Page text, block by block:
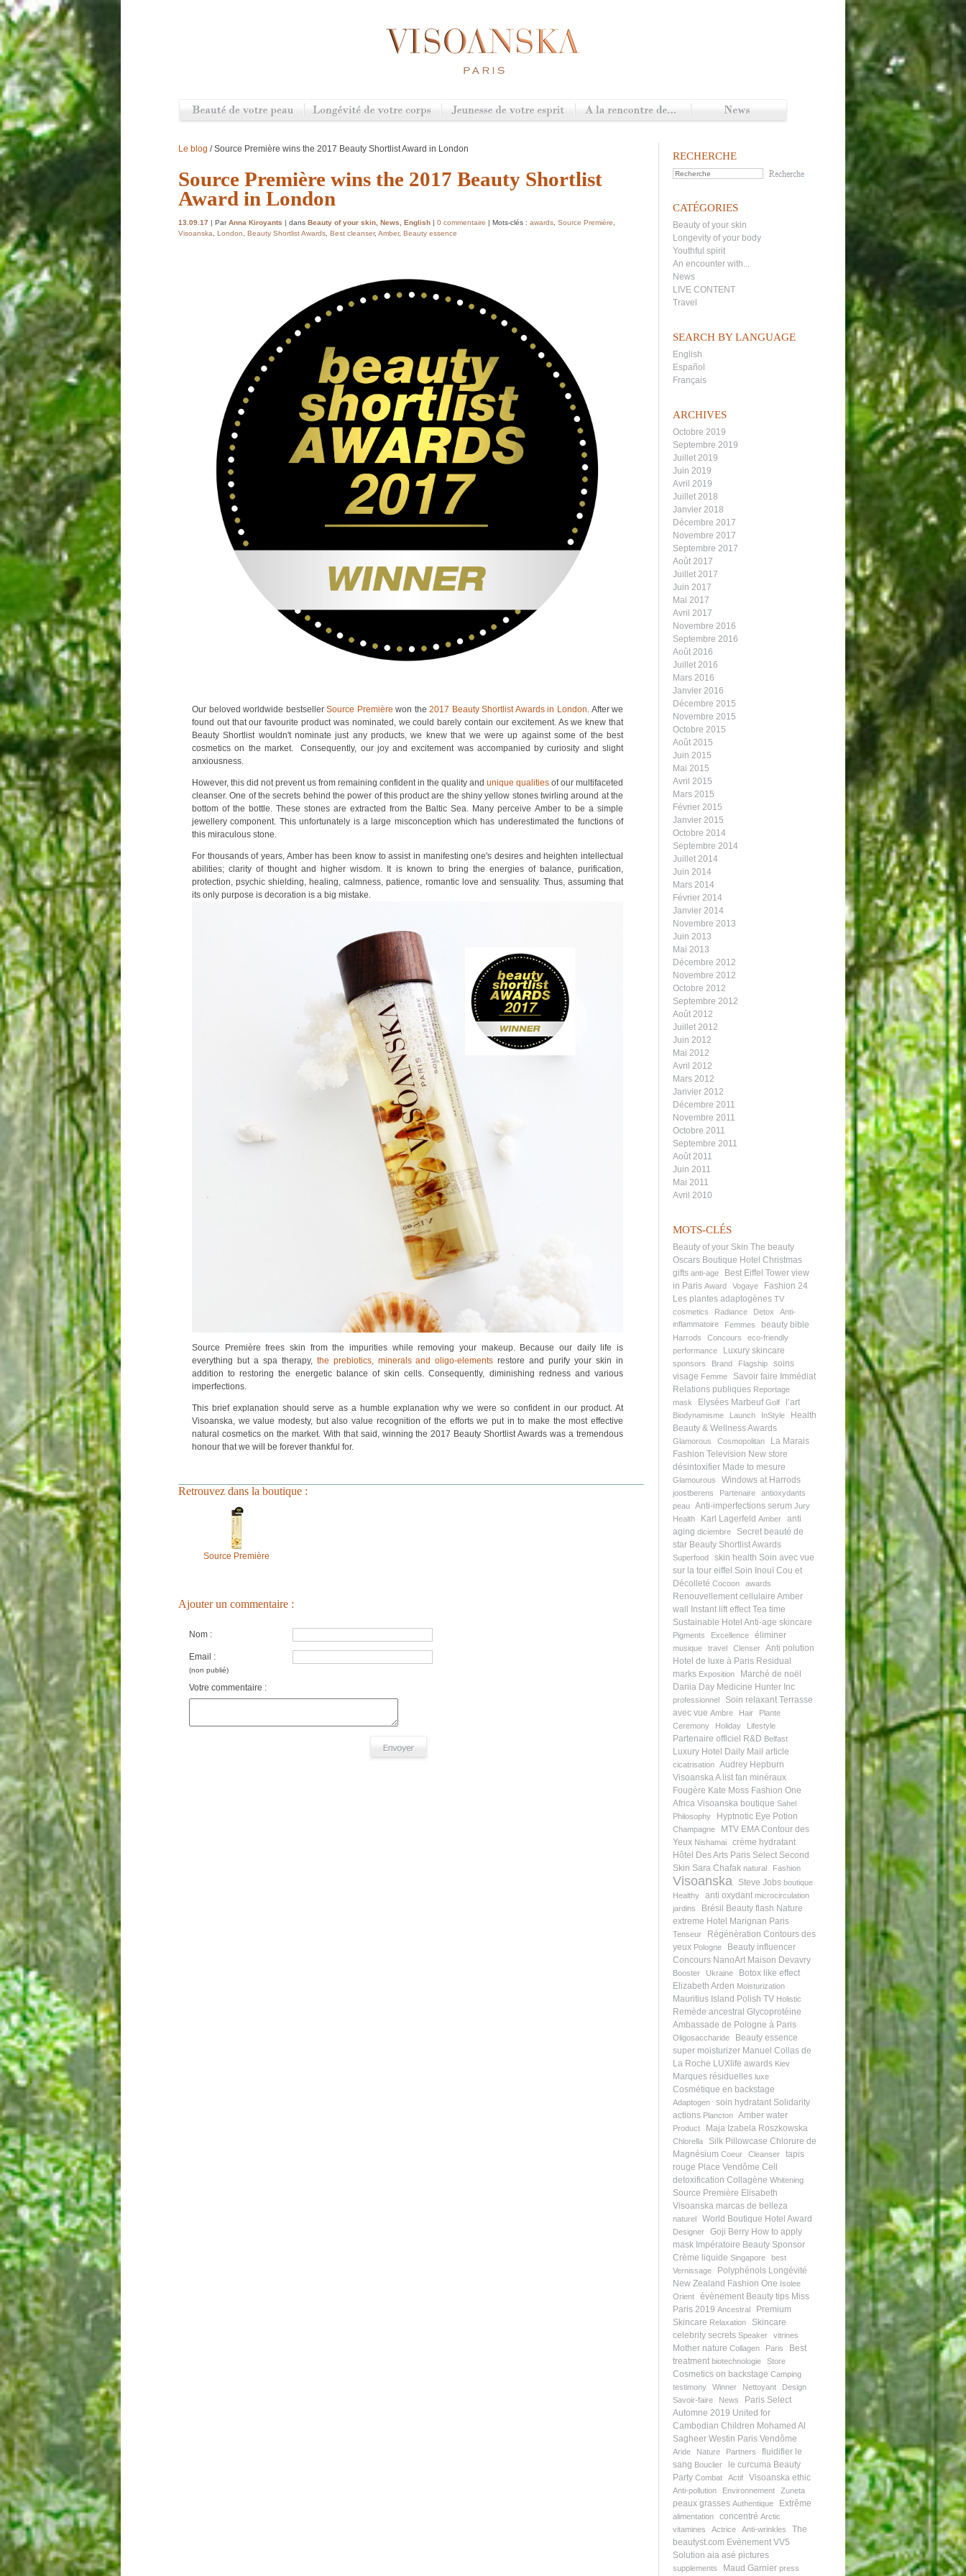
RECHERCHE
CATÉGORIES
Beauty of your skin
Longevity of your body
Youthful spirit
An encounter with...
News
LIVE CONTENT
Travel
SEARCH BY LANGUAGE
English
Español
Français
ARCHIVES
Octobre 2019
Septembre 2019
Juillet 2019
Juin 2019
Avril 2019
Juillet 2018
Janvier 2018
Décembre 2017
Novembre 2017
Septembre 2017
Août 2017
Juillet 2017
Juin 2017
Mai 2017
Avril 2017
Novembre 2016
Septembre 2016
Août 2016
Juillet 2016
Mars 2016
Janvier 2016
Décembre 2015
Novembre 2015
Octobre 2015
Août 2015
Juin 2015
Mai 2015
Avril 2015
Mars 2015
Février 2015
Janvier 2015
Octobre 2014
Septembre 2014
Juillet 2014
Juin 2014
Mars 2014
Février 2014
Janvier 2014
Novembre 2013
Juin 2013
Mai 2013
Décembre 2012
Novembre 2012
Octobre 2012
Septembre 2012
Août 2012
Juillet 2012
Juin 2012
Mai 2012
Avril 2012
Mars 2012
Janvier 2012
Décembre 2011
Novembre 2011
Octobre 2011
Septembre 2011
Août 2011
Juin 2011
Mai 2011
Avril 2010
MOTS-CLÉS
Beauty of your Skin The beauty
Oscars Boutique Hotel Christmas
gifts anti-age
Best Eiffel Tower view
in Paris Award Vogaye
Fashion 24
Les plantes adaptogènes TV
cosmetics
Radiance Detox Anti-
inflammatoire Femmes beauty bible
Harrods Concours
eco-friendly
performance
Luxury skincare
sponsors Brand Flagship
soins
visage Femme Savoir faire Immédiat
Relations publiques Reportage
mask
Elysées Marbeuf Golf l’art
Biodynamisme Launch InStyle
Health
Beauty & Wellness Awards
Glamorous Cosmopolitan
La Marais
Fashion Television New store
désintoxifier Made to mesure
Glamourous Windows at Harrods
joostberens Partenaire
antioxydants
peau Anti-imperfections serum Jury
Health
Karl Lagerfeld Amber
anti
aging diciembre
Secret beauté de
star Beauty Shortlist Awards
Superfood skin health Soin avec vue
sur la tour eiffel Soin Inouï Cou et
Décolleté Cocoon awards
Renouvellement cellulaire Amber
wall
Instant lift effect Tea time
Sustainable Hotel Anti-age skincare
Pigments Excellence éliminer
musique travel Clenser Anti polution
Hotel de luxe à Paris Residual
marks Exposition
Marché de noël
Dariia Day Medicine Hunter Inc
professionnel Soin relaxant Terrasse
avec vue Ambre Hair
Plante
Ceremony
Holiday Lifestyle
Partenaire officiel R&D Belfast
Luxury Hotel Daily Mail article
cicatrisation Audrey Hepburn
Visoanska A list fan minéraux
Fougère Kate Moss Fashion One
Africa Visoanska boutique Sahel
Philosophy
Hyptnotic Eye Potion
Champagne MTV EMA Contour des
Yeux Nishamai
crème hydratant
Hôtel Des Arts Paris Select Second
Skin Sara Chafak natural Fashion
Visoanska Steve Jobs boutique
Healthy
anti oxydant microcirculation
jardins
Brésil Beauty flash Nature
extreme Hotel Marignan Paris
Tenseur Régénèration Contours des
yeux Pologne
Beauty influencer
Concours NanoArt Maison Devavry
Booster Ukraine
Botox like effect
Elizabeth Arden Moisturization
Mauritius Island Polish TV Holistic
Remède ancestral Glycoprotéine
Ambassade de Pologne à Paris
Oligosaccharide
Beauty essence
super moisturizer Manuel Collas de
La Roche LUXlife awards Kiev
Marques résiduelles luxe
Cosmétique en backstage
Adaptogen soin hydratant Solidarity
actions Plancton Amber water
Product Maja Izabela Roszkowska
Chlorella Silk Pillowcase Chlorure de
Magnésium Coeur Cleanser
tapis
rouge Place Vendôme Cell
detoxification Collagène Whitening
Source Première Elisabeth
Visoanska marcas de belleza
naturel World Boutique Hotel Award
Designer Goji Berry How to apply
mask Impératoire Beauty Sponsor
Crème liquide Singapore
best
Vernissage
Polyphénols Longévité
New Zealand Fashion One Isolee
Orient
évènement Beauty tips Miss
Paris 2019 Ancestral
Premium
Skincare Relaxation
Skincare
celebrity secrets Speaker vitrines
Mother nature Collagen Paris
Best
treatment biotechnologie Store
Cosmetics on backstage Camping
testimony
Winner Nettoyant
Design
Savoir-faire
News
Paris Select
Automne 2019 United for
Cambodian Children Mohamed Al
Sagheer Westin Paris Vendôme
Aride Nature Partners
fluidifier le
sang Bouclier le curcuma Beauty
Party Combat Actif Visoanska ethic
Anti-pollution Environnement Zuneta
peaux grasses Authentique Extrême
alimentation concentré Arctic
vitamines
Actrice Anti-wrinkles
The
beautyst.com Evènement VV5
Solution aia asé pictures
supplements Maud Garnier press
Le blog / Source Première wins the 2017 Beauty Shortlist Award in London
Source Première wins the 2017 Beauty Shortlist
Award in London
13.09.17 | ParAnna Kiroyants | dans Beauty of your skin News English | 0 commentaire | Mots-clés : awards Source Première
Visoanska
London Beauty Shortlist Awards Best cleanser, Amber, Beauty essence
Our beloved worldwide bestsellerSource Première won the2017 Beauty Shortlist Awards in London. After we
found out that our favourite product was nominated, we could barely contain our excitement. As we knew that
Beauty Shortlist wouldn't nominate just any products, we knew that we were up against some of the best
cosmetics on the market. Consequently, our joy and excitement was accompanied by curiosity and slight
anxiousness.
However, this did not prevent us from remaining confident in the quality and unique qualities of our multifaceted
cleanser. One of the secrets behind the power of this product are the shiny yellow stones twirling around at the
bottom of the bottle. These stones are extracted from the Baltic Sea. Many perceive Amber to be a simple
jewellery component. This unfortunately is a large misconception which has underestimated the functions of
this miraculous stone.
For thousands of years, Amber has been know toassist in manifesting one's desires and heighten intellectual
abilities; clarity of thought and higher wisdom. It is known to bring the energies of balance, purification,
protection, psychic shielding, healing, calmness, patience, romantic love and sensuality. Thus, assuming that
its only purpose is decoration is a big mistake.
Source Première frees skin from the impurities while removing your makeup. Because our daily life is
everything but a spa therapy, the prebiotics, minerals and oligo-elements restore and purify your skin in
addition to restoring the energetic balance of skin cells. Consequently, diminishing redness and various
imperfections.
This brief explanation should serve as a humble explanation why we were so confident in our product. At
Visoanska, we value modesty, but also value recognition of the efforts we put in to make the most effective
natural cosmetics on the market. With that said, winning the 2017 Beauty Shortlist Awards was a tremendous
honour that we will be forever thankful for.
Retrouvez dans la boutique :
Source Première
Ajouter un commentaire :
Nom :
Email :
(non publié)
Votre commentaire :